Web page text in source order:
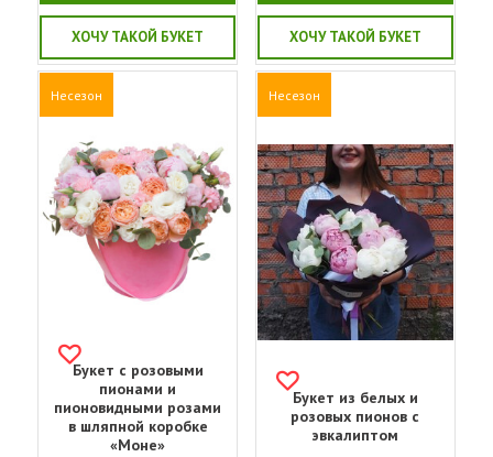
ХОЧУ ТАКОЙ БУКЕТ ХОЧУ ТАКОЙ БУКЕТ
Несезон
Букет с розовыми
пионами и
пионовидными розами
в шляпной коробке
«Моне»
Несезон
Букет из белых и
розовых пионов с
эвкалиптом